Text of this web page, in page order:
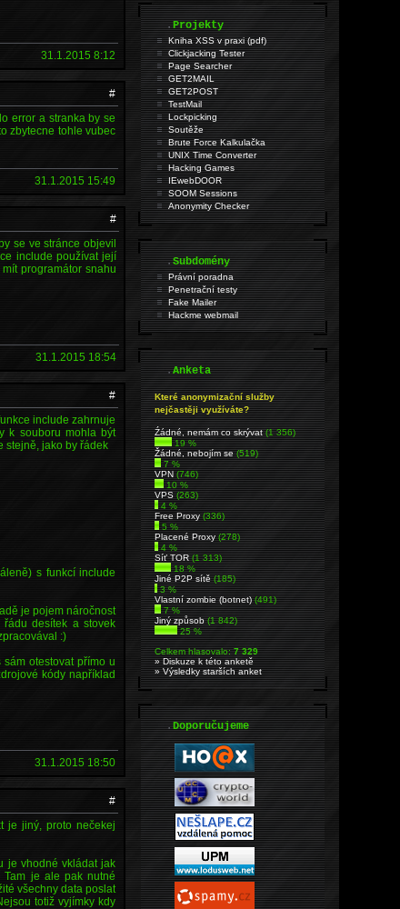
31.1.2015 8:12
#
error a stranka by se
zbytecne tohle vubec
31.1.2015 15:49
#
se ve stránce objevil
include používat její
programátor snahu
31.1.2015 18:54
#
include zahrnuje
k souboru mohla být
stejně, jako by řádek
s funkcí include
je pojem náročnost
desítek a stovek
:)
otestovat přímo u
kódy například
31.1.2015 18:50
#
je jiný, proto nečekej
je vhodné vkládat jak
Tam je ale pak nutné
všechny data poslat
totiž vyjímky kdy
.Projekty
Kniha XSS v praxi (pdf)
Clickjacking Tester
Page Searcher
GET2MAIL
GET2POST
TestMail
Lockpicking
Soutěže
Brute Force Kalkulačka
UNIX Time Converter
Hacking Games
IEwebDOOR
SOOM Sessions
Anonymity Checker
.Subdomény
Právní poradna
Penetrační testy
Fake Mailer
Hackme webmail
.Anketa
Které anonymizační služby
nejčastěji využíváte?
Źádné, nemám co skrývat(1 356)
19 %
Žádné, nebojím se(519)
7 %
VPN(746)
10 %
VPS(263)
4 %
Free Proxy(336)
5 %
Placené Proxy(278)
4 %
Síť TOR(1 313)
18 %
Jiné P2P sítě(185)
3 %
Vlastní zombie (botnet)(491)
7 %
Jiný způsob(1 842)
25 %
Celkem hlasovalo:7 329
» Diskuze k této anketě
» Výsledky starších anket
.Doporučujeme